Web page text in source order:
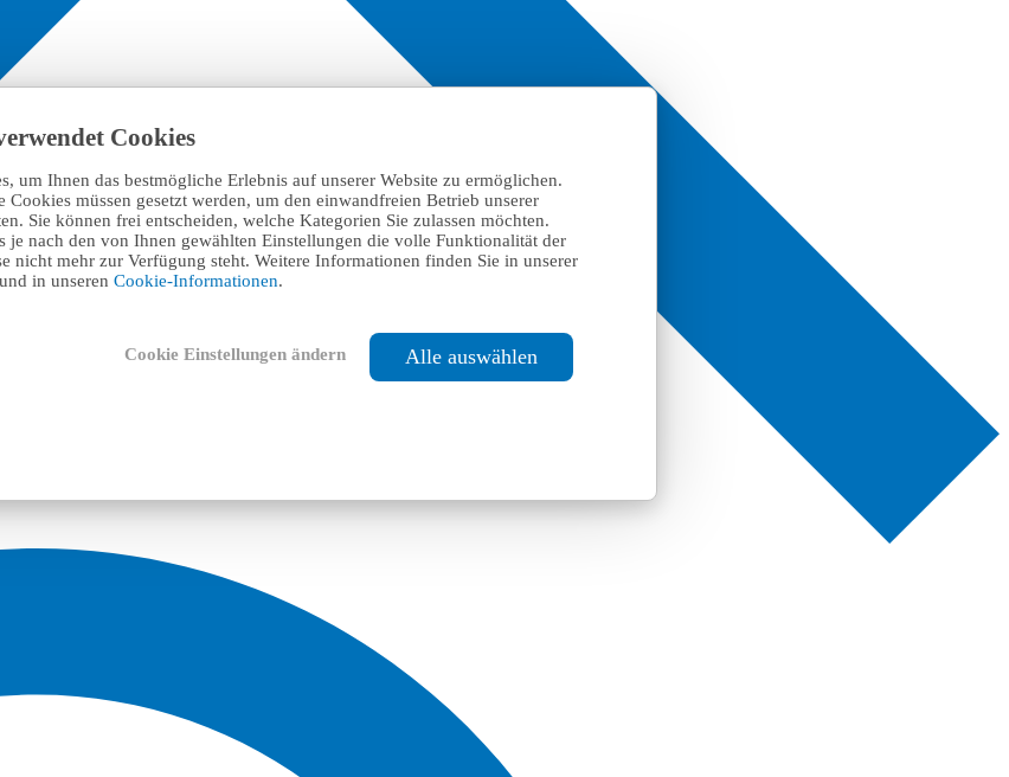
Cookies
um Ihnen das bestmögliche Erlebnis auf unserer Website zu ermöglichen.
Cookies müssen gesetzt werden, um den einwandfreien Betrieb unserer
Sie können frei entscheiden, welche Kategorien Sie zulassen möchten.
je nach den von Ihnen gewählten Einstellungen die volle Funktionalität der
nicht mehr zur Verfügung steht. Weitere Informationen finden Sie in unserer
und in unseren Cookie-Informationen.
Cookie Einstellungen ändern Alle auswählen